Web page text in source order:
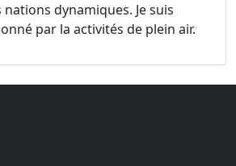
dynamiques. Je suis
par la activités de plein air.